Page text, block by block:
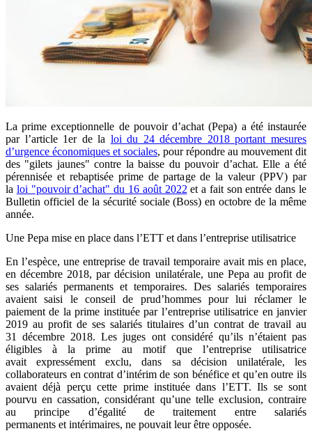
La prime exceptionnelle de pouvoir d’achat (Pepa) a été instaurée
par l’article 1er de la loi du 24 décembre 2018 portant mesures
d’urgence économiques et sociales, pour répondre au mouvement dit
des "gilets jaunes" contre la baisse du pouvoir d’achat. Elle a été
pérennisée et rebaptisée prime de partage de la valeur (PPV) par
la loi "pouvoir d’achat" du 16 août 2022 et a fait son entrée dans le
Bulletin officiel de la sécurité sociale (Boss) en octobre de la même
année.
Une Pepa mise en place dans l’ETT et dans l’entreprise utilisatrice
En l’espèce, une entreprise de travail temporaire avait mis en place,
en décembre 2018, par décision unilatérale, une Pepa au profit de
ses salariés permanents et temporaires. Des salariés temporaires
avaient saisi le conseil de prud’hommes pour lui réclamer le
paiement de la prime instituée par l’entreprise utilisatrice en janvier
2019 au profit de ses salariés titulaires d’un contrat de travail au
31 décembre 2018. Les juges ont considéré qu’ils n’étaient pas
éligibles à la prime au motif que l’entreprise utilisatrice
avait expressément exclu, dans sa décision unilatérale, les
collaborateurs en contrat d’intérim de son bénéfice et qu’en outre ils
avaient déjà perçu cette prime instituée dans l’ETT. Ils se sont
pourvu en cassation, considérant qu’une telle exclusion, contraire
au principe d’égalité de traitement entre salariés
permanents et intérimaires, ne pouvait leur être opposée.